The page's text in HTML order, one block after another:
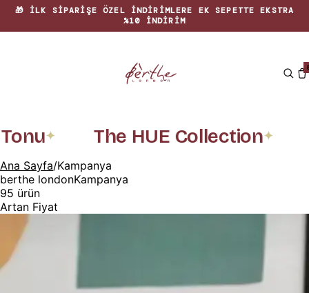
🏡 EVINIZE RENK KATAN ÖZGÜN TASARIMLAR
✦ The HUE Collection✦
Ana Sayfa /Kampanya
berthe londonKampanya
95 ürün